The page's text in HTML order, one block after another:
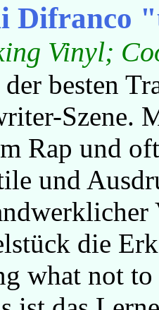
Difranco
Vinyl;
besten
Szene.
Rap und
und
die
what not